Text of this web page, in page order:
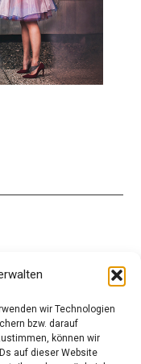
wir Technologien
bzw. darauf
können wir
auf dieser Website